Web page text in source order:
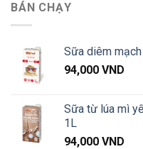
BÁN CHẠY
Sữa diêm
94,000 VND
Sữa từ lúa mì
1L
94,000 VND